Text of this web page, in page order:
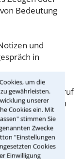
um die
gewährleisten.
unserer
Cookies ein. Mit
stimmen Sie
Zwecke
"Einstellungen
Cookies
Einwilligung
Bedeutung
und
in
einen Rückruf
stellen wir Ihnen
Sie das
können.
in